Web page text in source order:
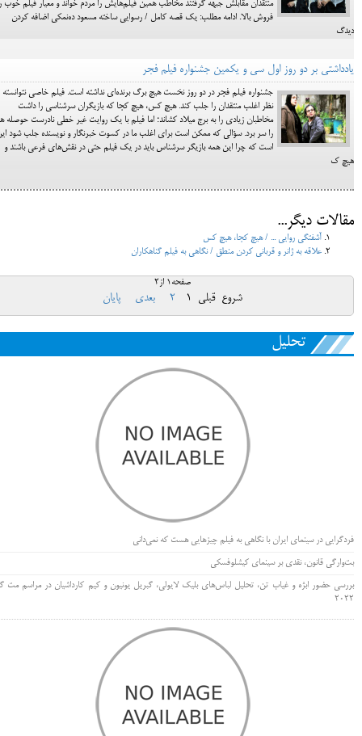
منتقدان مقابلش جبهه گرفتند مخاطب همین فیلم‌هایش را مردم خواند و معیار فیلم خوب
فروش بالا. ادامه مطلب: یک قصه کامل / رسوایی ساخته مسعود ده‌نمکی اضافه کردن
دیدگ
یادداشتی بر دو روز اول سی و یکمین جشنواره فیلم فجر
جشنواره فیلم فجر در دو روز نخست هیچ برگ برنده‌ای نداشته است. فیلم خاصی نتوانسته
نظر اغلب منتقدان را جلب کند. هیچ کس، هیچ کجا که بازیگران سرشناسی را داشت
مخاطبان زیادی را به برج میلاد کشاند؛ اما فیلم با یک روایت غیر خطی نادرست حوصله
را سر برد. سؤالی که ممکن است برای اغلب ما در کسوت خبرنگار و نویسنده جلب شود
است که چرا این همه بازیگر سرشناس باید در یک فیلم حتی در نقش‌های فرعی باشند و
هیچ ک
مقالات دیگر...
آشفتگی روایی ... / هیچ کجا، هیچ کس
علاقه به ژانر و قربانی کردن منطق / نگاهی به فیلم گناهکاران
صفحه1 از2
شروع قبلی 1
2 بعدی پایان
تحلیل
فردگرایی در سینمای ایران با نگاهی به فیلم چیزهایی هست که نمی‌دانی
بت‌وارگی قانون، نقدی بر سینمای کیشلوفسکی
بررسی حضور ابژه و غیاب تن، تحلیل لباس‌های بلیک لایولی، گبریل یونیون و کیم کارداشیان در مراسم مت
۲۰۲۲